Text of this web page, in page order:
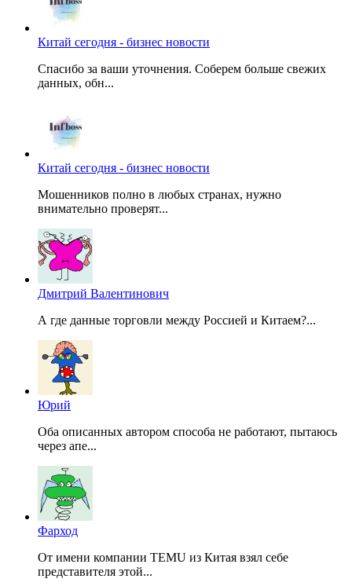
Китай сегодня - бизнес новости
Спасибо за ваши уточнения. Соберем больше свежих
данных, обн...
Китай сегодня - бизнес новости
Мошенников полно в любых странах, нужно
внимательно проверят...
Дмитрий Валентинович
А где данные торговли между Россией и Китаем?...
Юрий
Оба описанных автором способа не работают, пытаюсь
через апе...
Фарход
От имени компании TEMU из Китая взял себе
представителя этой...